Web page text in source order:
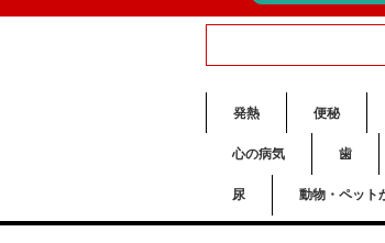
発熱 便秘
心の病気 歯
尿 動物・ペット